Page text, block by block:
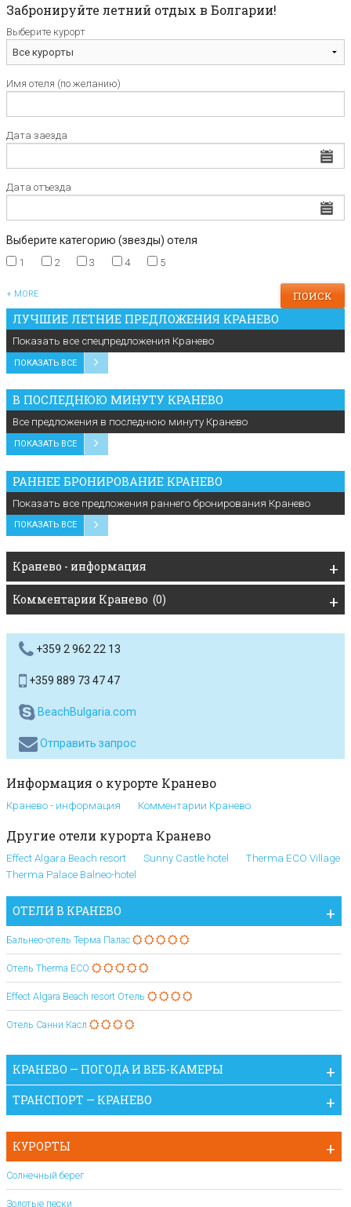
Забронируйте летний отдых в Болгарии!
Выберите курорт
Имя отеля (по желанию)
Дата заезда
Дата отъезда
Выберите категорию (звезды) отеля
1 2 3 4 5
+ MORE
ЛУЧШИЕ ЛЕТНИЕ ПРЕДЛОЖЕНИЯ КРАНЕВО
Показать все спецпредложения Кранево
ПОКАЗАТЬ ВСЕ
В ПОСЛЕДНЮЮ МИНУТУ КРАНЕВО
Все предложения в последнюю минуту Кранево
ПОКАЗАТЬ ВСЕ
РАННЕЕ БРОНИРОВАНИЕ КРАНЕВО
Показать все предложения раннего бронирования Кранево
ПОКАЗАТЬ ВСЕ
Кранево - информация
Комментарии Кранево (0)
+359 2 962 22 13
+359 889 73 47 47
BeachBulgaria.com
Отправить запрос
Информация о курорте Кранево
Кранево - информация Комментарии Кранево
Другие отели курорта Кранево
Effect Algara Beach resort Sunny Castle hotel
Therma ECO Village
Therma Palace Balneo-hotel
ОТЕЛИ В КРАНЕВО
Бальнео-отель Терма Палас
Отель Therma ECO
Effect Algara Beach resort Отель
Отель Санни Касл
КРАНЕВО — ПОГОДА И ВЕБ-КАМЕРЫ
ТРАНСПОРТ — КРАНЕВО
КУРОРТЫ
Солнечный берег
Золотые пески